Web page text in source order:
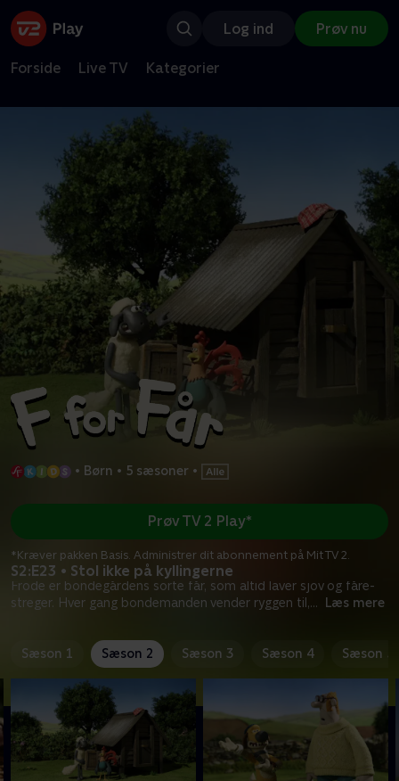
Log ind Prøv nu
Forside Live TV Kategorier
• Børn • 5 sæsoner •
S2:E23 • Stol ikke på kyllingerne
Frode er bondegårdens sorte får, som altid laver sjov og fåre-
streger. Hver gang bondemanden vender ryggen til,... Læs mere
Prøv TV 2 Play*
*Kræver pakken Basis. Administrer dit abonnement på Mit TV 2.
Sæson 1 Sæson 2 Sæson 3 Sæson 4 Sæson 5